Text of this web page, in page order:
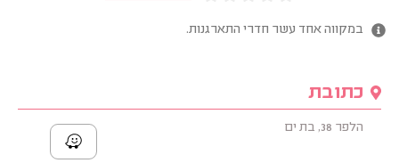
במקווה אחד עשר חדרי התארגנות.
כתובת
הלפר 38, בת ים